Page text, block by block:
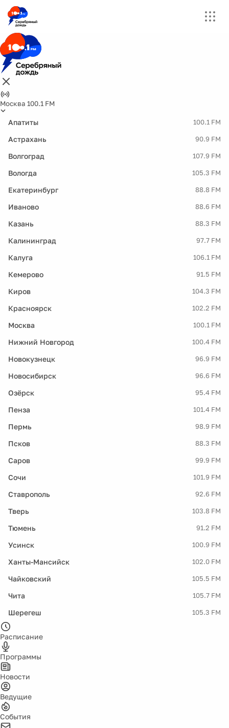
Москва 100.1 FM
Апатиты 100.1 FM
Астрахань 90.9 FM
Волгоград 107.9 FM
Вологда 105.3 FM
Екатеринбург 88.8 FM
Иваново 88.6 FM
Казань 88.3 FM
Калининград 97.7 FM
Калуга 106.1 FM
Кемерово 91.5 FM
Киров 104.3 FM
Красноярск 102.2 FM
Москва 100.1 FM
Нижний Новгород 100.4 FM
Новокузнецк 96.9 FM
Новосибирск 96.6 FM
Озёрск 95.4 FM
Пенза 101.4 FM
Пермь 98.9 FM
Псков 88.3 FM
Саров 99.9 FM
Сочи 101.9 FM
Ставрополь 92.6 FM
Тверь 103.8 FM
Тюмень 91.2 FM
Усинск 100.9 FM
Ханты-Мансийск 102.0 FM
Чайковский 105.5 FM
Чита 105.7 FM
Шерегеш 105.3 FM
Расписание
Программы
Новости
Ведущие
События